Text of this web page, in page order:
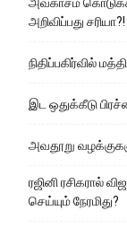
அறிவிப்பது சரியா?!
நிதிப்பகிர்வில்
இட ஒதுக்கீடு
அவதூறு
ரஜினி ரசிகரால்
செய்யும் நேரமிது?